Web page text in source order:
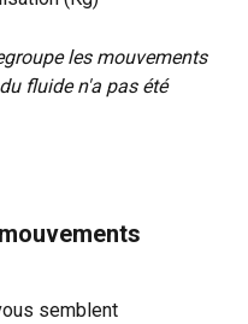
les mouvements
fluide n'a pas été
semblent